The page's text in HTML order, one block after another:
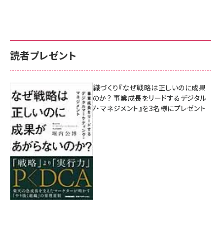
読者プレゼント
成果を生む組織づくり『なぜ戦略は正しいのに成果
があがらないのか？ 事業成長をリードするデジタル
マーケティング・マネジメント』を3名様にプレゼント
8月7日 10:00